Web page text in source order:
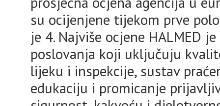
su ocijenjene tijekom prve
je 4. Najviše ocjene HALMED
poslovanja koji uključuju
lijeku i inspekcije, sustav
edukaciju i promicanje